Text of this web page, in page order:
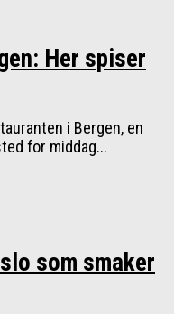
Her spiser
i Bergen, en
for middag...
som smaker